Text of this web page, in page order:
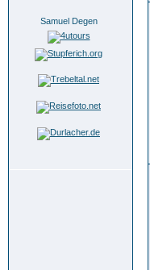
Samuel Degen